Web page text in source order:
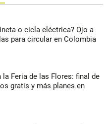
o cicla eléctrica? Ojo a
para circular en Colombia
la Feria de las Flores: final de
gratis y más planes en